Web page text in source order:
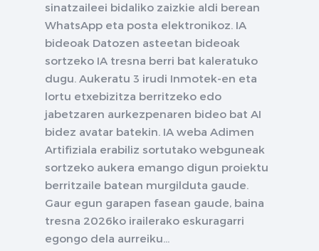
sinatzaileei bidaliko zaizkie aldi berean
WhatsApp eta posta elektronikoz. IA
bideoak Datozen asteetan bideoak
sortzeko IA tresna berri bat kaleratuko
dugu. Aukeratu 3 irudi Inmotek-en eta
lortu etxebizitza berritzeko edo
jabetzaren aurkezpenaren bideo bat AI
bidez avatar batekin. IA weba Adimen
Artifiziala erabiliz sortutako webguneak
sortzeko aukera emango digun proiektu
berritzaile batean murgilduta gaude.
Gaur egun garapen fasean gaude, baina
tresna 2026ko irailerako eskuragarri
egongo dela aurreiku...